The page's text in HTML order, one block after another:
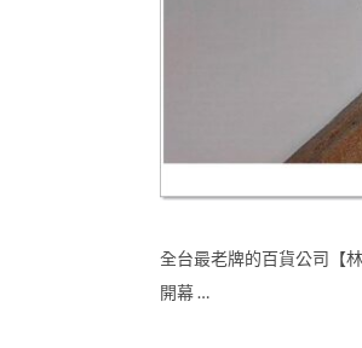
全台最老牌的百貨公司【
開幕 …